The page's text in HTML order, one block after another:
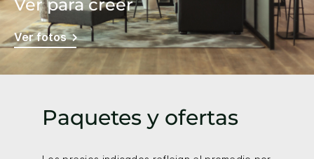
Ver para creer
Ver fotos
Paquetes y ofertas